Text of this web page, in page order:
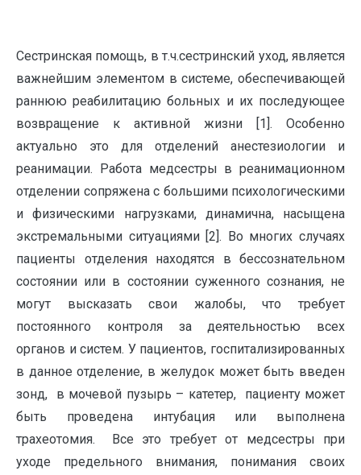
Сестринская помощь, в т.ч.сестринский уход, является
важнейшим элементом в системе, обеспечивающей
раннюю реабилитацию больных и их последующее
возвращение к активной жизни [1]. Особенно
актуально это для отделений анестезиологии и
реанимации. Работа медсестры в реанимационном
отделении сопряжена с большими психологическими
и физическими нагрузками, динамична, насыщена
экстремальными ситуациями [2]. Во многих случаях
пациенты отделения находятся в бессознательном
состоянии или в состоянии суженного сознания, не
могут высказать свои жалобы, что требует
постоянного контроля за деятельностью всех
органов и систем. У пациентов, госпитализированных
в данное отделение, в желудок может быть введен
зонд, в мочевой пузырь – катетер, пациенту может
быть проведена интубация или выполнена
трахеотомия. Все это требует от медсестры при
уходе предельного внимания, понимания своих